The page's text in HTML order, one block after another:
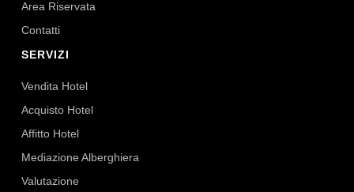
Area Riservata
Contatti
SERVIZI
Vendita Hotel
Acquisto Hotel
Affitto Hotel
Mediazione Alberghiera
Valutazione